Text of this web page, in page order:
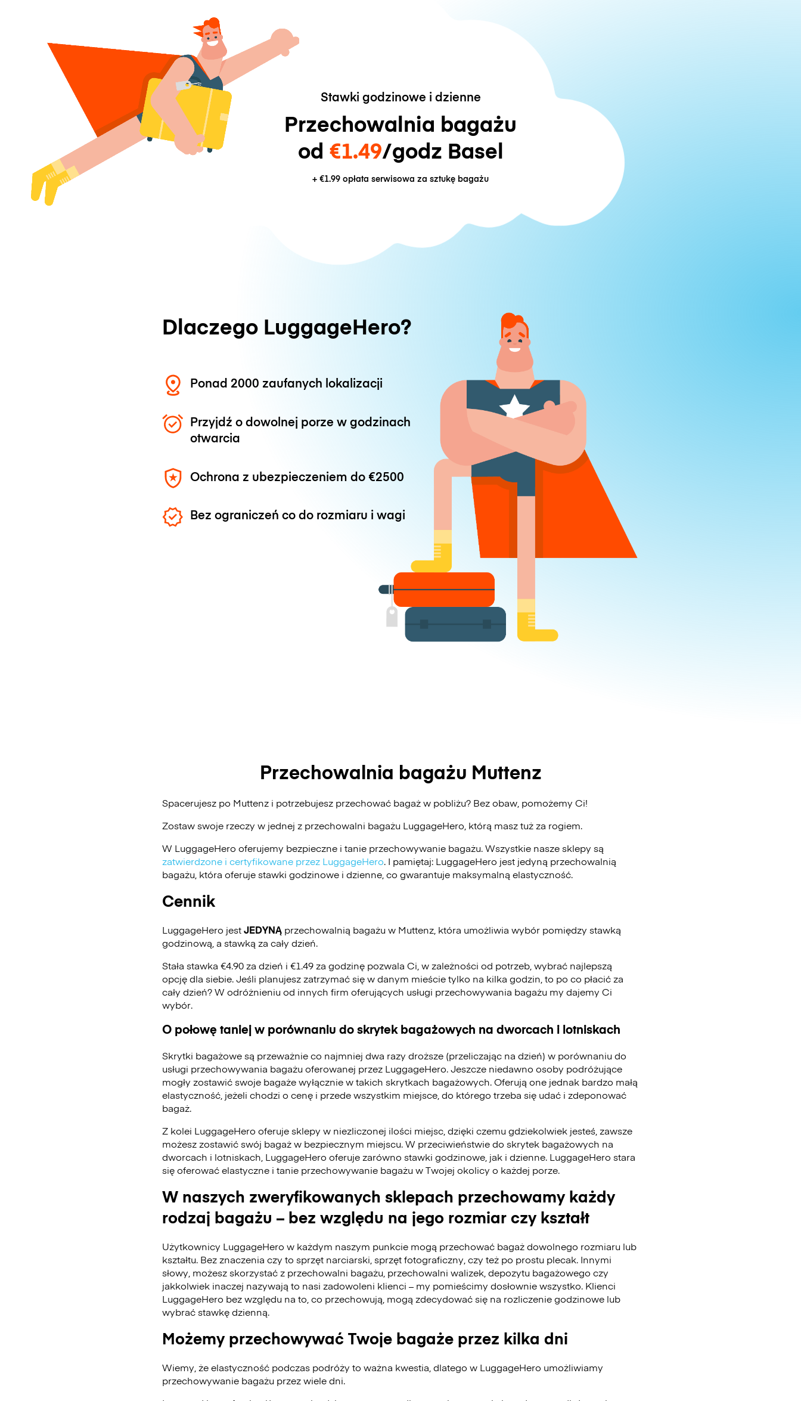
Stawki godzinowe i dzienne
Przechowalnia bagażu
od €1.49/godz Basel
+ €1.99 opłata serwisowa za sztukę bagażu
Dlaczego LuggageHero?
Ponad 2000 zaufanych lokalizacji
Przyjdź o dowolnej porze w godzinach
otwarcia
Ochrona z ubezpieczeniem do €2500
Bez ograniczeń co do rozmiaru i wagi
Przechowalnia bagażu Muttenz
Spacerujesz po Muttenz i potrzebujesz przechować bagaż w pobliżu? Bez obaw, pomożemy Ci!
Zostaw swoje rzeczy w jednej z przechowalni bagażu LuggageHero , którą masz tuż za rogiem.
W LuggageHero oferujemy bezpieczne i tanie przechowywanie bagażu. Wszystkie nasze sklepy są
zatwierdzone i certyfikowane przez LuggageHero. I pamiętaj: LuggageHero jest jedyną przechowalnią
bagażu, która oferuje stawki godzinowe i dzienne, co gwarantuje maksymalną elastyczność.
Cennik
LuggageHero jestJEDYNĄ przechowalnią bagażu w Muttenz, która umożliwia wybór pomiędzy stawką
godzinową, a stawką za cały dzień.
Stała stawka €4.90 za dzień i €1.49 za godzinę pozwala Ci, w zależności od potrzeb, wybrać najlepszą
opcję dla siebie. Jeśli planujesz zatrzymać się w danym mieście tylko na kilka godzin, to po co płacić za
cały dzień? W odróżnieniu od innych firm oferujących usługi przechowywania bagażu my dajemy Ci
wybór.
O połowę taniej w porównaniu do skrytek bagażowych na dworcach i lotniskach
Skrytki bagażowe są przeważnie co najmniej dwa razy droższe (przeliczając na dzień) w porównaniu do
usługi przechowywania bagażu oferowanej przez LuggageHero. Jeszcze niedawno osoby podróżujące
mogły zostawić swoje bagaże wyłącznie w takich skrytkach bagażowych. Oferują one jednak bardzo małą
elastyczność, jeżeli chodzi o cenę i przede wszystkim miejsce, do którego trzeba się udać i zdeponować
bagaż.
Z kolei LuggageHero oferuje sklepy w niezliczonej ilości miejsc, dzięki czemu gdziekolwiek jesteś, zawsze
możesz zostawić swój bagaż w bezpiecznym miejscu. W przeciwieństwie do skrytek bagażowych na
dworcach i lotniskach, LuggageHero oferuje zarówno stawki godzinowe, jak i dzienne. LuggageHero stara
się oferować elastyczne i tanie przechowywanie bagażu w Twojej okolicy o każdej porze.
W naszych zweryfikowanych sklepach przechowamy każdy
rodzaj bagażu – bez względu na jego rozmiar czy kształt
Użytkownicy LuggageHero w każdym naszym punkcie mogą przechować bagaż dowolnego rozmiaru lub
kształtu. Bez znaczenia czy to sprzęt narciarski, sprzęt fotograficzny, czy też po prostu plecak. Innymi
słowy, możesz skorzystać z przechowalni bagażu, przechowalni walizek, depozytu bagażowego czy
jakkolwiek inaczej nazywają to nasi zadowoleni klienci – my pomieścimy dosłownie wszystko. Klienci
LuggageHero bez względu na to, co przechowują, mogą zdecydować się na rozliczenie godzinowe lub
wybrać stawkę dzienną.
Możemy przechowywać Twoje bagaże przez kilka dni
Wiemy, że elastyczność podczas podróży to ważna kwestia, dlatego w LuggageHero umożliwiamy
przechowywanie bagażu przez wiele dni.